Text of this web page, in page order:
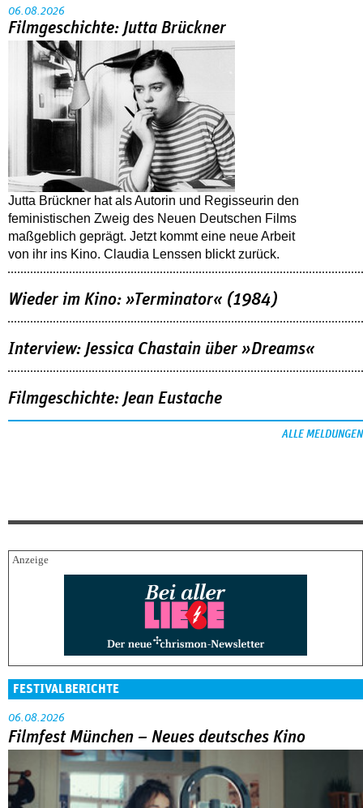
06.08.2026
Filmgeschichte: Jutta Brückner
Jutta Brückner hat als Autorin und Regisseurin den
feministischen Zweig des Neuen Deutschen Films
maßgeblich geprägt. Jetzt kommt eine neue Arbeit
von ihr ins Kino. Claudia Lenssen blickt zurück.
Wieder im Kino: »Terminator« (1984)
Interview: Jessica Chastain über »Dreams«
Filmgeschichte: Jean Eustache
ALLE MELDUNGEN
FESTIVALBERICHTE
06.08.2026
Filmfest München – Neues deutsches Kino